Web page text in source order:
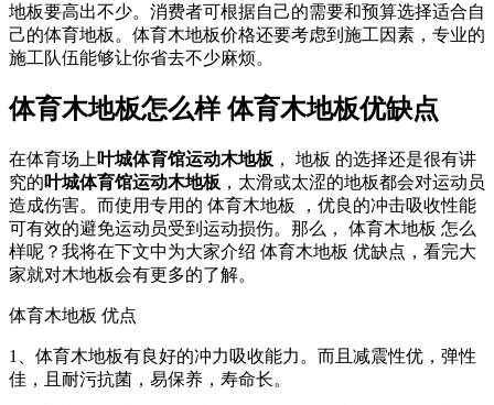
地板要高出不少。消费者可根据自己的需要和预算选择适合自
己的体育地板。体育木地板价格还要考虑到施工因素，专业的
施工队伍能够让你省去不少麻烦。
体育木地板怎么样 体育木地板优缺点
在体育场上 叶城体育馆运动木地板 ， 地板 的选择还是很有讲
究的叶城体育馆运动木地板 ，太滑或太涩的地板都会对运动员
造成伤害。而使用专用的 体育木地板 ，优良的冲击吸收性能
可有效的避免运动员受到运动损伤。那么， 体育木地板 怎么
样呢？我将在下文中为大家介绍 体育木地板 优缺点，看完大
家就对木地板会有更多的了解。
体育木地板 优点
1、体育木地板有良好的冲力吸收能力。而且减震性优，弹性
佳，且耐污抗菌，易保养，寿命长。